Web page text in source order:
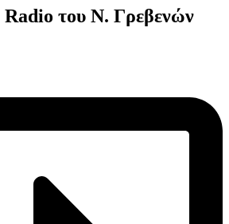
του Ν. Γρεβενών